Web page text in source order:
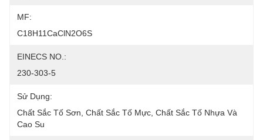
MF:
C18H11CaClN2O6S
EINECS NO.:
230-303-5
Sử Dụng:
Chất Sắc Tố Sơn, Chất Sắc Tố Mực, Chất Sắc Tố Nhựa Và
Cao Su